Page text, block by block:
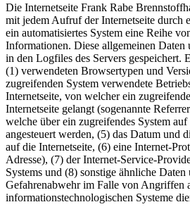
Die Internetseite Frank Rabe
mit jedem Aufruf der Internetseite durch
ein automatisiertes System eine Reihe
Informationen. Diese allgemeinen
in den Logfiles des Servers gespeichert.
(1) verwendeten Browsertypen und
zugreifenden System verwendete
Internetseite, von welcher ein
Internetseite gelangt (sogenannte
welche über ein zugreifendes System auf
angesteuert werden, (5) das Datum und
auf die Internetseite, (6) eine Internet-
Adresse), (7) der Internet-Service-
Systems und (8) sonstige ähnliche
Gefahrenabwehr im Falle von Angriffen
informationstechnologischen Systeme